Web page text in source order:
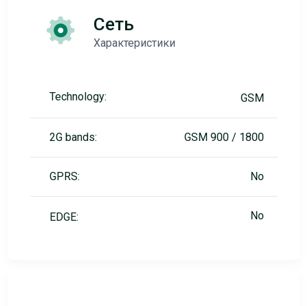
Сеть
Характеристики
Technology: GSM
2G bands: GSM 900 / 1800
GPRS: No
EDGE: No